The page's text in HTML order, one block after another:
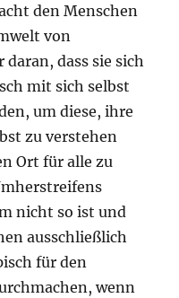
den Menschen
von
dass sie sich
mit sich selbst
um diese, ihre
zu verstehen
Ort für alle zu
nicht so ist und
ausschließlich
für den
wenn